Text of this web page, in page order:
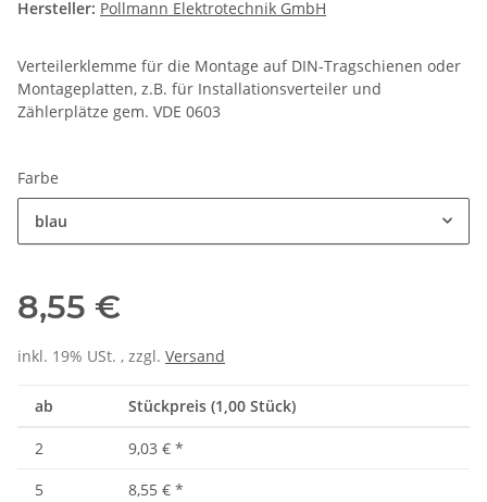
Hersteller: Pollmann Elektrotechnik GmbH
Verteilerklemme für die Montage auf DIN-Tragschienen oder
Montageplatten, z.B. für Installationsverteiler und
Zählerplätze gem. VDE 0603
Farbe
blau
8,55 €
inkl. 19% USt. , zzgl. Versand
ab Stückpreis (1,00 Stück)
2 9,03 € *
5
8,55 € *